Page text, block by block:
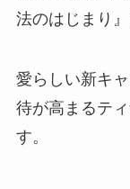
法のはじまり
愛らしい新キ
待が高まるテ
す。